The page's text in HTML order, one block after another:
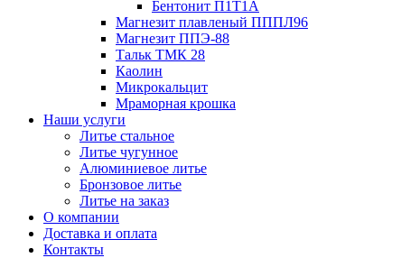
Бентонит П1Т1А
Магнезит плавленый ПППЛ96
Магнезит ППЭ-88
Тальк ТМК 28
Каолин
Микрокальцит
Мраморная крошка
Наши услуги
Литье стальное
Литье чугунное
Алюминиевое литье
Бронзовое литье
Литье на заказ
О компании
Доставка и оплата
Контакты